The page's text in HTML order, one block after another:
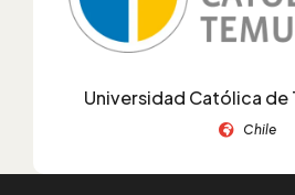
Universidad Católica de
Chile